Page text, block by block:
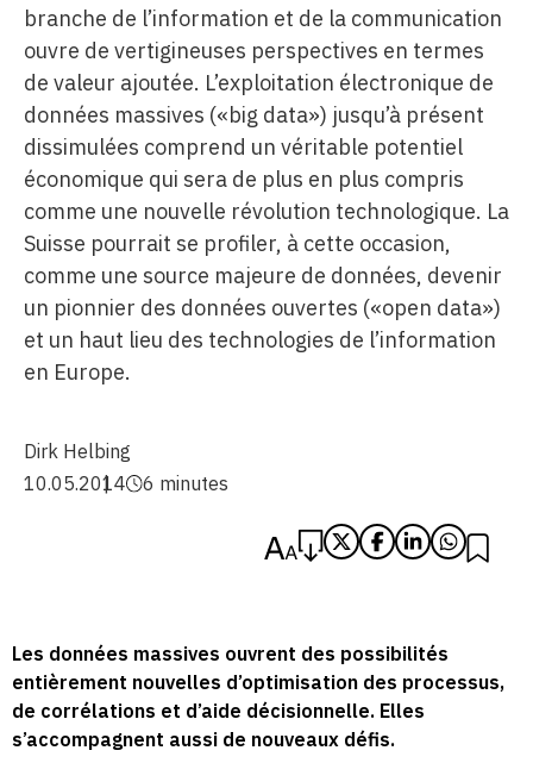
branche de l’information et de la communication
ouvre de vertigineuses perspectives en termes
de valeur ajoutée. L’exploitation électronique de
données massives («big data») jusqu’à présent
dissimulées comprend un véritable potentiel
économique qui sera de plus en plus compris
comme une nouvelle révolution technologique. La
Suisse pourrait se profiler, à cette occasion,
comme une source majeure de données, devenir
un pionnier des données ouvertes («open data»)
et un haut lieu des technologies de l’information
en Europe.
Dirk Helbing
10.05.2014
6 minutes
Les données massives ouvrent des possibilités
entièrement nouvelles d’optimisation des processus,
de corrélations et d’aide décisionnelle. Elles
s’accompagnent aussi de nouveaux défis.